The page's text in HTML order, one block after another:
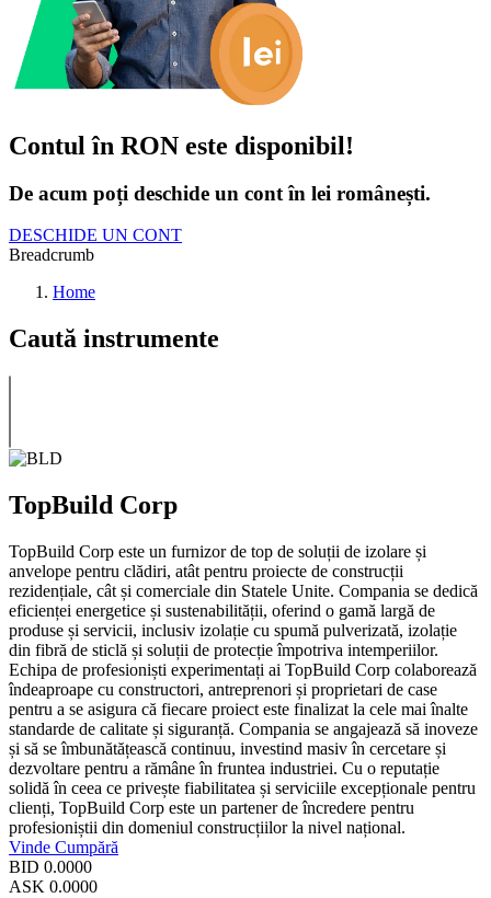
Contul în RON este disponibil!
De acum poți deschide un cont în lei românești.
DESCHIDE UN CONT
Breadcrumb
Home
Caută instrumente
TopBuild Corp
TopBuild Corp este un furnizor de top de soluții de izolare și
anvelope pentru clădiri, atât pentru proiecte de construcții
rezidențiale, cât și comerciale din Statele Unite. Compania se dedică
eficienței energetice și sustenabilității, oferind o gamă largă de
produse și servicii, inclusiv izolație cu spumă pulverizată, izolație
din fibră de sticlă și soluții de protecție împotriva intemperiilor.
Echipa de profesioniști experimentați ai TopBuild Corp colaborează
îndeaproape cu constructori, antreprenori și proprietari de case
pentru a se asigura că fiecare proiect este finalizat la cele mai înalte
standarde de calitate și siguranță. Compania se angajează să inoveze
și să se îmbunătățească continuu, investind masiv în cercetare și
dezvoltare pentru a rămâne în fruntea industriei. Cu o reputație
solidă în ceea ce privește fiabilitatea și serviciile excepționale pentru
clienți, TopBuild Corp este un partener de încredere pentru
profesioniștii din domeniul construcțiilor la nivel național.
Vinde Cumpără
BID 0.0000
ASK 0.0000